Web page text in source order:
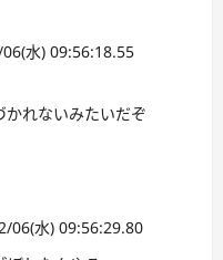
06(水) 09:56:18.55
かれないみたいだぞ
06(水) 09:56:29.80